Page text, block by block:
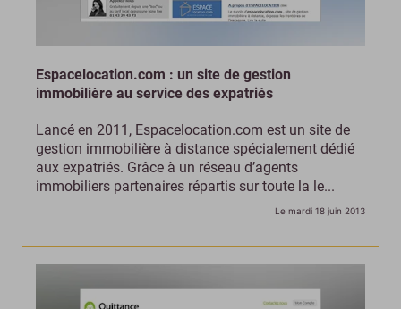
Espacelocation.com : un site de gestion
immobilière au service des expatriés
Lancé en 2011, Espacelocation.com est un site de
gestion immobilière à distance spécialement dédié
aux expatriés. Grâce à un réseau d’agents
immobiliers partenaires répartis sur toute la le...
Le mardi 18 juin 2013